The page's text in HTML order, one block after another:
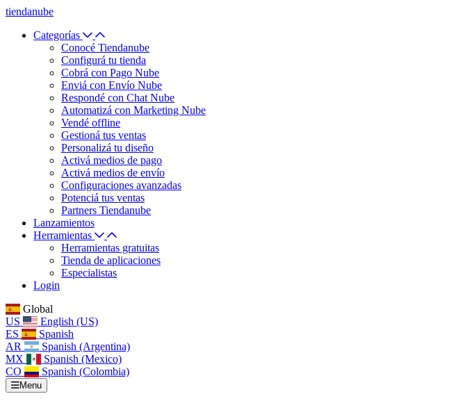
tiendanube
Categorías
Conocé Tiendanube
Configurá tu tienda
Cobrá con Pago Nube
Enviá con Envío Nube
Respondé con Chat Nube
Automatizá con Marketing Nube
Vendé offline
Gestioná tus ventas
Personalizá tu diseño
Activá medios de pago
Activá medios de envío
Configuraciones avanzadas
Potenciá tus ventas
Partners Tiendanube
Lanzamientos
Herramientas
Herramientas gratuitas
Tienda de aplicaciones
Especialistas
Login
Global
US
English (US)
ES
Spanish
AR
Spanish (Argentina)
MX
Spanish (Mexico)
CO
Spanish (Colombia)
Menu